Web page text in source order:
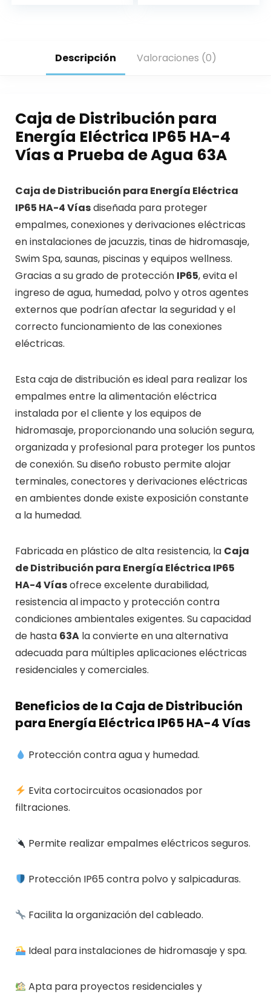
Descripción Valoraciones (0)
Caja de Distribución para
Energía Eléctrica IP65 HA-4
Vías a Prueba de Agua 63A
Caja de Distribución para Energía Eléctrica
IP65 HA-4 Víasdiseñada para proteger
empalmes, conexiones y derivaciones eléctricas
en instalaciones de jacuzzis, tinas de hidromasaje,
Swim Spa, saunas, piscinas y equipos wellness.
Gracias a su grado de protección IP65, evita el
ingreso de agua, humedad, polvo y otros agentes
externos que podrían afectar la seguridad y el
correcto funcionamiento de las conexiones
eléctricas.
Esta caja de distribución es ideal para realizar los
empalmes entre la alimentación eléctrica
instalada por el cliente y los equipos de
hidromasaje, proporcionando una solución segura,
organizada y profesional para proteger los puntos
de conexión. Su diseño robusto permite alojar
terminales, conectores y derivaciones eléctricas
en ambientes donde existe exposición constante
a la humedad.
Fabricada en plástico de alta resistencia, la Caja
de Distribución para Energía Eléctrica IP65
HA-4 Víasofrece excelente durabilidad,
resistencia al impacto y protección contra
condiciones ambientales exigentes. Su capacidad
de hasta 63Ala convierte en una alternativa
adecuada para múltiples aplicaciones eléctricas
residenciales y comerciales.
Beneficios de la Caja de Distribución
para Energía Eléctrica IP65 HA-4 Vías
Protección contra agua y humedad.
Evita cortocircuitos ocasionados por
filtraciones.
Permite realizar empalmes eléctricos seguros.
Protección IP65 contra polvo y salpicaduras.
Facilita la organización del cableado.
Ideal para instalaciones de hidromasaje y spa.
Apta para proyectos residenciales y